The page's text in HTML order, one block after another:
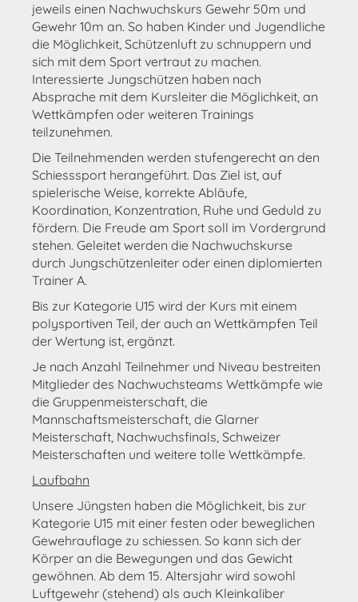
jeweils einen Nachwuchskurs Gewehr 50m und
Gewehr 10m an. So haben Kinder und Jugendliche
die Möglichkeit, Schützenluft zu schnuppern und
sich mit dem Sport vertraut zu machen.
Interessierte Jungschützen haben nach
Absprache mit dem Kursleiter die Möglichkeit, an
Wettkämpfen oder weiteren Trainings
teilzunehmen.
Die Teilnehmenden werden stufengerecht an den
Schiesssport herangeführt. Das Ziel ist, auf
spielerische Weise, korrekte Abläufe,
Koordination, Konzentration, Ruhe und Geduld zu
fördern. Die Freude am Sport soll im Vordergrund
stehen. Geleitet werden die Nachwuchskurse
durch Jungschützenleiter oder einen diplomierten
Trainer A.
Bis zur Kategorie U15 wird der Kurs mit einem
polysportiven Teil, der auch an Wettkämpfen Teil
der Wertung ist, ergänzt.
Je nach Anzahl Teilnehmer und Niveau bestreiten
Mitglieder des Nachwuchsteams Wettkämpfe wie
die Gruppenmeisterschaft, die
Mannschaftsmeisterschaft, die Glarner
Meisterschaft, Nachwuchsfinals, Schweizer
Meisterschaften und weitere tolle Wettkämpfe.
Laufbahn
Unsere Jüngsten haben die Möglichkeit, bis zur
Kategorie U15 mit einer festen oder beweglichen
Gewehrauflage zu schiessen. So kann sich der
Körper an die Bewegungen und das Gewicht
gewöhnen. Ab dem 15. Altersjahr wird sowohl
Luftgewehr (stehend) als auch Kleinkaliber